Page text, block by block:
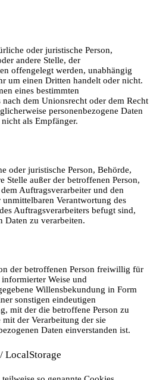
oder juristische Person,
andere Stelle, der
offengelegt werden, unabhängig
um einen Dritten handelt oder nicht.
eines bestimmten
dem Unionsrecht oder dem Recht
personenbezogene Daten
als Empfänger.
oder juristische Person, Behörde,
Stelle außer der betroffenen Person,
Auftragsverarbeiter und den
unmittelbaren Verantwortung des
Auftragsverarbeiters befugt sind,
Daten zu verarbeiten.
der betroffenen Person freiwillig für
Weise und
Willensbekundung in Form
sonstigen eindeutigen
mit der die betroffene Person zu
mit der Verarbeitung der sie
Daten einverstanden ist.
LocalStorage